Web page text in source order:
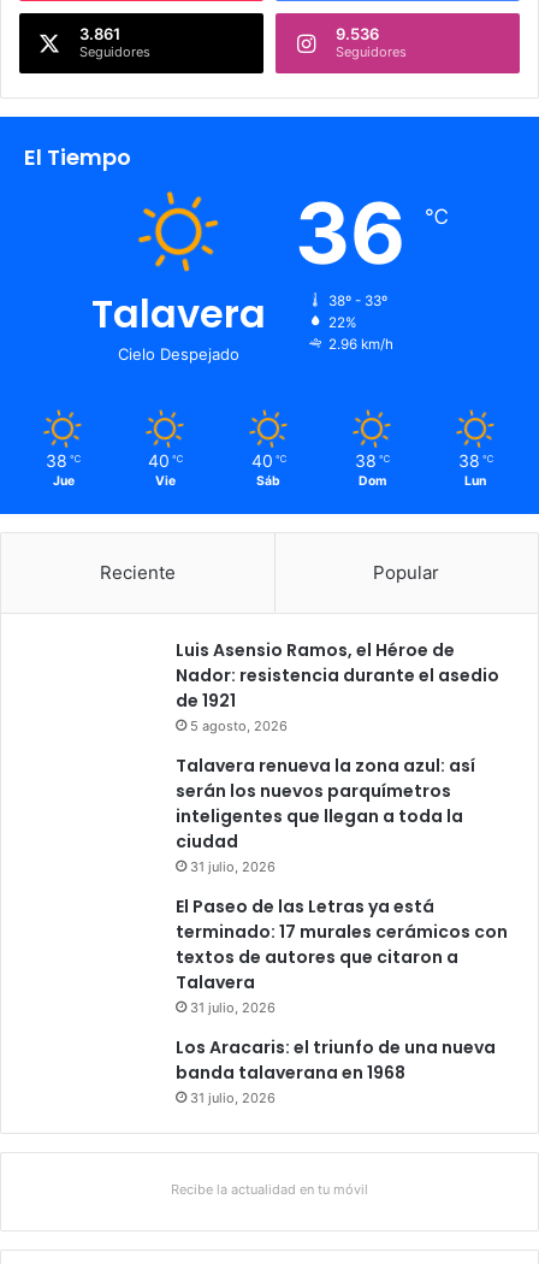
3.861
Seguidores
9.536
Seguidores
El Tiempo
Talavera
Cielo Despejado
36 ℃
38º - 33º
22%
2.96 km/h
38 ℃
Jue
40 ℃
Vie
40 ℃
Sáb
38 ℃
Dom
38 ℃
Lun
Reciente Popular
Luis Asensio Ramos, el Héroe de
Nador: resistencia durante el asedio
de 1921
5 agosto, 2026
Talavera renueva la zona azul: así
serán los nuevos parquímetros
inteligentes que llegan a toda la
ciudad
31 julio, 2026
El Paseo de las Letras ya está
terminado: 17 murales cerámicos con
textos de autores que citaron a
Talavera
31 julio, 2026
Los Aracaris: el triunfo de una nueva
banda talaverana en 1968
31 julio, 2026
Recibe la actualidad en tu móvil